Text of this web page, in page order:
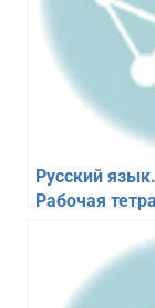
Русский
Рабочая